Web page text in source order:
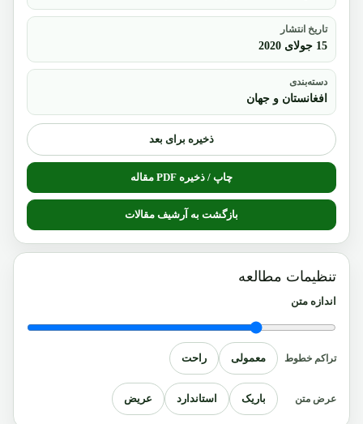
تاریخ انتشار
15 جولای 2020
دسته‌بندی
افغانستان و جهان
ذخیره برای بعد
چاپ / ذخیره PDF مقاله
بازگشت به آرشیف مقالات
تنظیمات مطالعه
اندازه متن
تراکم خطوط معمولی راحت
عرض متن باریک استاندارد عریض